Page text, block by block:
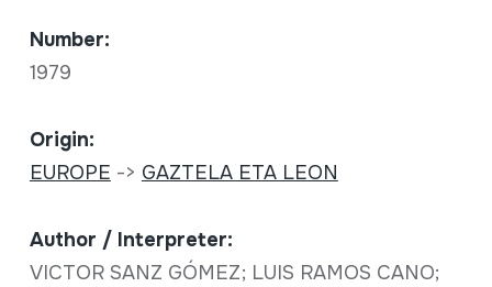
Number:
1979
Origin:
EUROPE -> GAZTELA ETA LEON
Author / Interpreter:
VICTOR SANZ GÓMEZ; LUIS RAMOS CANO;